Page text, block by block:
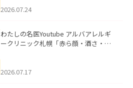
た。
2026.07.24
わたしの名医Youtube アルバアレルギ
ークリニック札幌「赤ら顔・酒さ・ニ
した。
2026.07.17